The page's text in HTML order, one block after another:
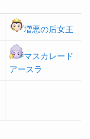
増悪の后女王
マスカレード
アースラ